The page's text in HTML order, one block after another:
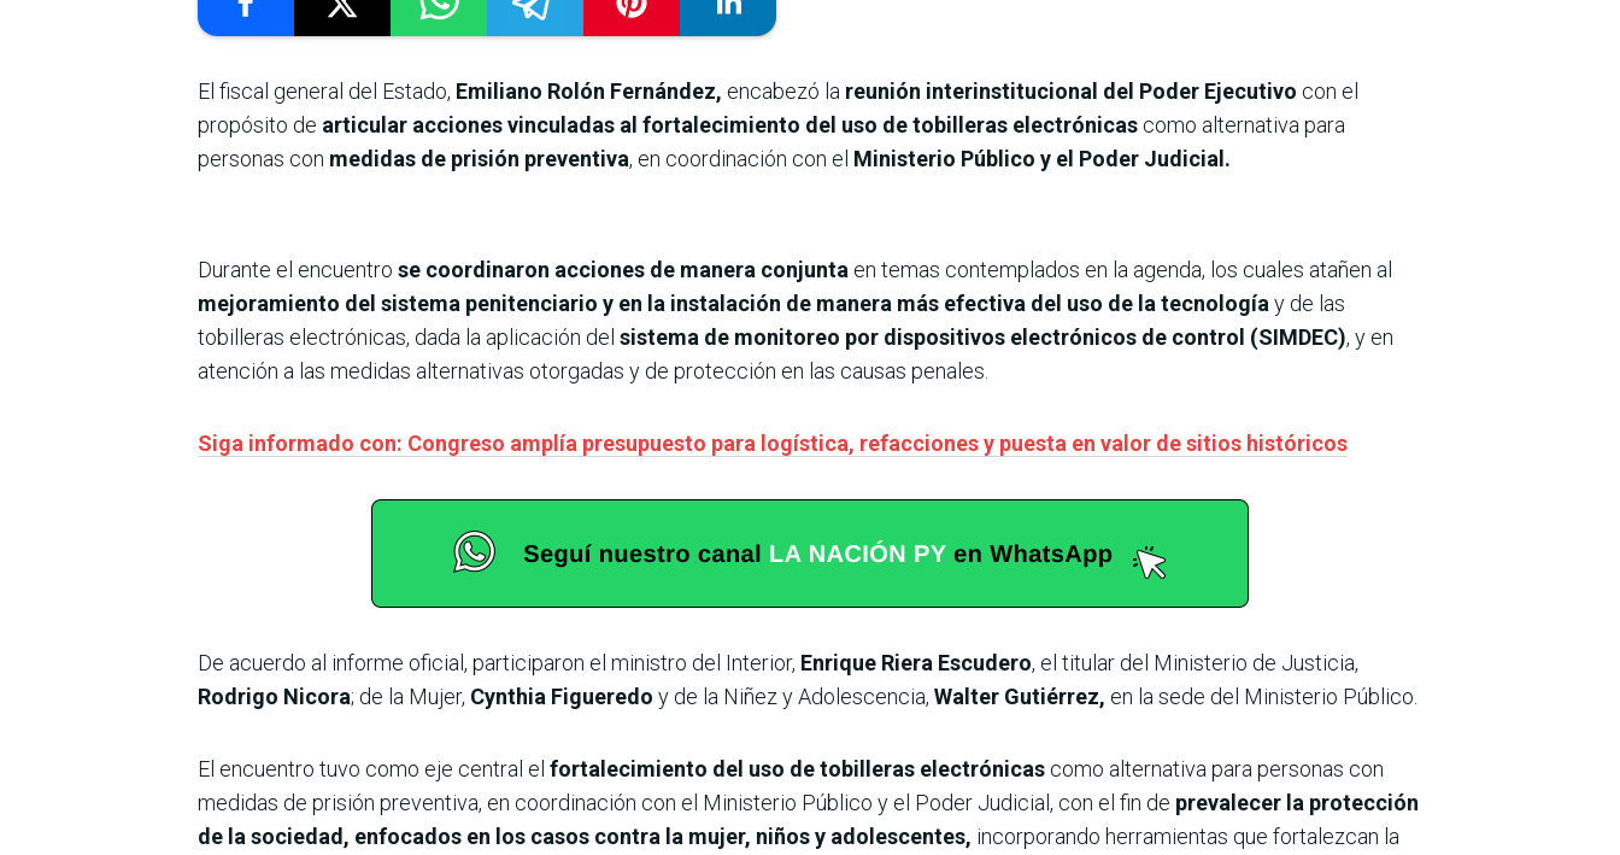
El fiscal general del Estado, Emiliano Rolón Fernández, encabezó la reunión interinstitucional del Poder Ejecutivo con el
propósito de articular acciones vinculadas al fortalecimiento del uso de tobilleras electrónicas como alternativa para
personas con medidas de prisión preventiva, en coordinación con el Ministerio Público y el Poder Judicial.
Durante el encuentro se coordinaron acciones de manera conjunta en temas contemplados en la agenda, los cuales atañen al
mejoramiento del sistema penitenciario y en la instalación de manera más efectiva del uso de la tecnología y de las
tobilleras electrónicas, dada la aplicación del sistema de monitoreo por dispositivos electrónicos de control (SIMDEC), y en
atención a las medidas alternativas otorgadas y de protección en las causas penales.
Siga informado con: Congreso amplía presupuesto para logística, refacciones y puesta en valor de sitios históricos
De acuerdo al informe oficial, participaron el ministro del Interior, Enrique Riera Escudero, el titular del Ministerio de Justicia,
Rodrigo Nicora; de la Mujer, Cynthia Figueredo y de la Niñez y Adolescencia, Walter Gutiérrez, en la sede del Ministerio Público.
El encuentro tuvo como eje central el fortalecimiento del uso de tobilleras electrónicas como alternativa para personas con
medidas de prisión preventiva, en coordinación con el Ministerio Público y el Poder Judicial, con el fin de prevalecer la protección
de la sociedad, enfocados en los casos contra la mujer, niños y adolescentes, incorporando herramientas que fortalezcan la